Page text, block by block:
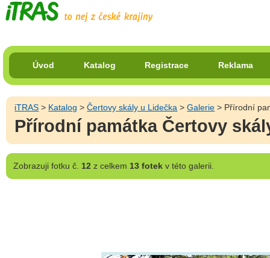
Úvod Katalog Registrace Reklama
iTRAS > Katalog >Čertovy skály u Lidečka >Galerie > Přírodní
Přírodní památka Čertovy
Zobrazujifotku č. 12 z celkem 13 fotekv této galerii.